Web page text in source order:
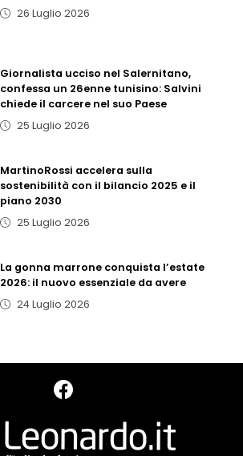
26 Luglio 2026
Giornalista ucciso nel Salernitano,
confessa un 26enne tunisino: Salvini
chiede il carcere nel suo Paese
25 Luglio 2026
MartinoRossi accelera sulla
sostenibilità con il bilancio 2025 e il
piano 2030
25 Luglio 2026
La gonna marrone conquista l’estate
2026: il nuovo essenziale da avere
24 Luglio 2026